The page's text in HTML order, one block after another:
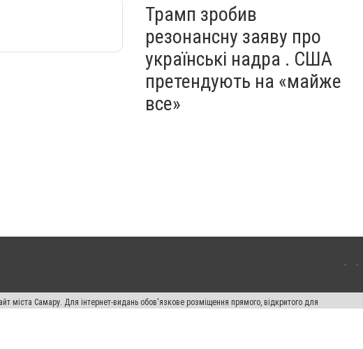
Трамп зробив
резонансну заяву про
українські надра . США
претендують на «майже
все»
міста Самару. Для інтернет-видань обов'язкове розміщення прямого, відкритого для